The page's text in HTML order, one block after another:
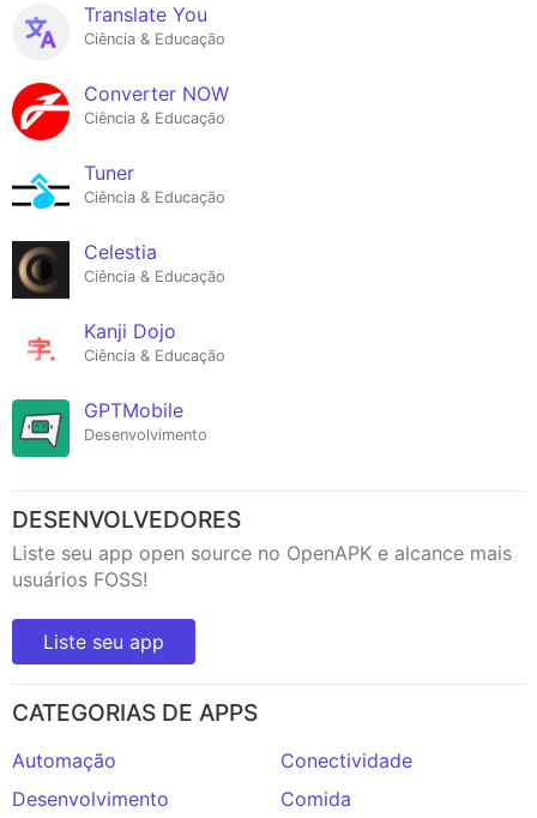
Translate You
Ciência & Educação
Converter NOW
Ciência & Educação
Tuner
Ciência & Educação
Celestia
Ciência & Educação
Kanji Dojo
Ciência & Educação
GPTMobile
Desenvolvimento
DESENVOLVEDORES
Liste seu app open source no OpenAPK e alcance mais
usuários FOSS!
Liste seu app
CATEGORIAS DE APPS
Automação
Conectividade
Desenvolvimento
Comida